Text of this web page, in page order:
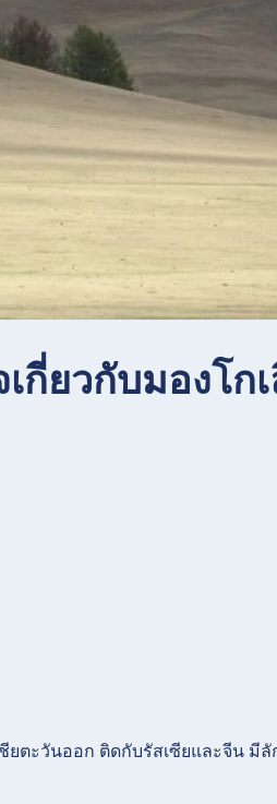
กี่ยวกับมองโก
ชียตะวันออก ติดกับรัสเซียและจีน